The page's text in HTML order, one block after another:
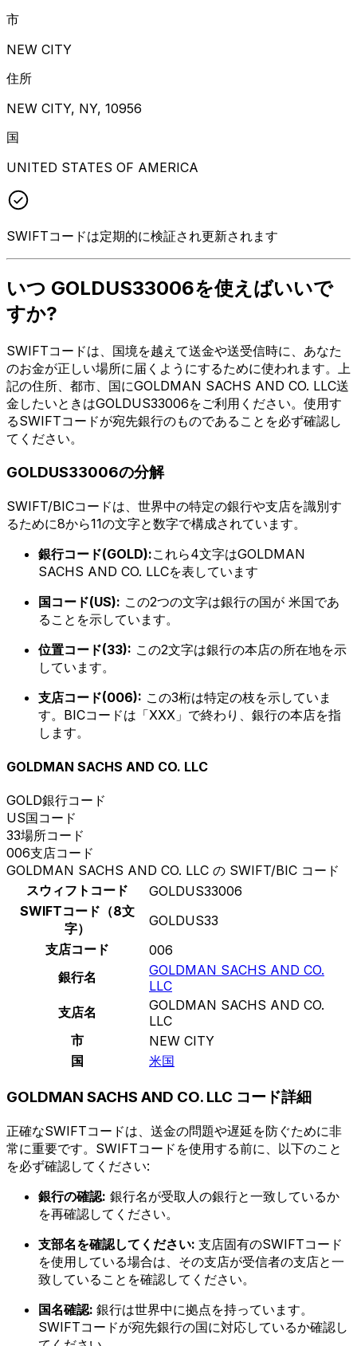
市
NEW CITY
住所
NEW CITY, NY, 10956
国
UNITED STATES OF AMERICA
SWIFTコードは定期的に検証され更新されます
いつ GOLDUS33006を使えばいいで
すか?
SWIFTコードは、国境を越えて送金や送受信時に、あなた
のお金が正しい場所に届くようにするために使われます。上
記の住所、都市、国にGOLDMAN SACHS AND CO. LLC送
金したいときはGOLDUS33006をご利用ください。使用す
るSWIFTコードが宛先銀行のものであることを必ず確認し
てください。
GOLDUS33006の分解
SWIFT/BICコードは、世界中の特定の銀行や支店を識別す
るために8から11の文字と数字で構成されています。
銀行コード(GOLD):これら4文字はGOLDMAN
SACHS AND CO. LLCを表しています
国コード(US): この2つの文字は銀行の国が 米国であ
ることを示しています。
位置コード(33): この2文字は銀行の本店の所在地を示
しています。
支店コード(006): この3桁は特定の枝を示していま
す。BICコードは「XXX」で終わり、銀行の本店を指
します。
GOLDMAN SACHS AND CO. LLC
GOLD銀行コード
US国コード
33場所コード
006支店コード
GOLDMAN SACHS AND CO. LLC の SWIFT/BIC コード
スウィフトコード
GOLDUS33006
SWIFTコード（8文
字）
GOLDUS33
支店コード
006
銀行名
GOLDMAN SACHS AND CO.
LLC
支店名
GOLDMAN SACHS AND CO.
LLC
市
NEW CITY
国
米国
GOLDMAN SACHS AND CO. LLC コード詳細
正確なSWIFTコードは、送金の問題や遅延を防ぐために非
常に重要です。SWIFTコードを使用する前に、以下のこと
を必ず確認してください:
銀行の確認: 銀行名が受取人の銀行と一致しているか
を再確認してください。
支部名を確認してください: 支店固有のSWIFTコード
を使用している場合は、その支店が受信者の支店と一
致していることを確認してください。
国名確認: 銀行は世界中に拠点を持っています。
SWIFTコードが宛先銀行の国に対応しているか確認し